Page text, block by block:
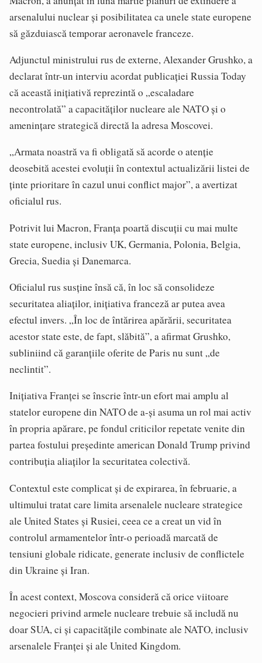
arsenalului nuclear și posibilitatea ca unele state europene
să găzduiască temporar aeronavele franceze.
Adjunctul ministrului rus de externe, Alexander Grushko, a
declarat într-un interviu acordat publicației Russia Today
că această inițiativă reprezintă o „escaladare
necontrolată” a capacităților nucleare ale NATO și o
amenințare strategică directă la adresa Moscovei.
„Armata noastră va fi obligată să acorde o atenție
deosebită acestei evoluții în contextul actualizării listei de
ținte prioritare în cazul unui conflict major”, a avertizat
oficialul rus.
Potrivit lui Macron, Franța poartă discuții cu mai multe
state europene, inclusiv UK, Germania, Polonia, Belgia,
Grecia, Suedia și Danemarca.
Oficialul rus susține însă că, în loc să consolideze
securitatea aliaților, inițiativa franceză ar putea avea
efectul invers. „În loc de întărirea apărării, securitatea
acestor state este, de fapt, slăbită”, a afirmat Grushko,
subliniind că garanțiile oferite de Paris nu sunt „de
neclintit”.
Inițiativa Franței se înscrie într-un efort mai amplu al
statelor europene din NATO de a-și asuma un rol mai activ
în propria apărare, pe fondul criticilor repetate venite din
partea fostului președinte american Donald Trump privind
contribuția aliaților la securitatea colectivă.
Contextul este complicat și de expirarea, în februarie, a
ultimului tratat care limita arsenalele nucleare strategice
ale United States și Rusiei, ceea ce a creat un vid în
controlul armamentelor într-o perioadă marcată de
tensiuni globale ridicate, generate inclusiv de conflictele
din Ukraine și Iran.
În acest context, Moscova consideră că orice viitoare
negocieri privind armele nucleare trebuie să includă nu
doar SUA, ci și capacitățile combinate ale NATO, inclusiv
arsenalele Franței și ale United Kingdom.